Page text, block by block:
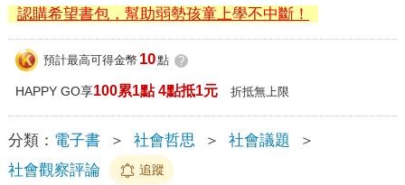
認購希望書包，幫助弱勢孩童上學不中斷！
預計最高可得金幣 10點 ?
HAPPY GO享100累1點 4點抵1元 折抵無上限
分類： 電子書 ＞ 社會哲思 ＞ 社會議題
＞
社會觀察評論
追蹤